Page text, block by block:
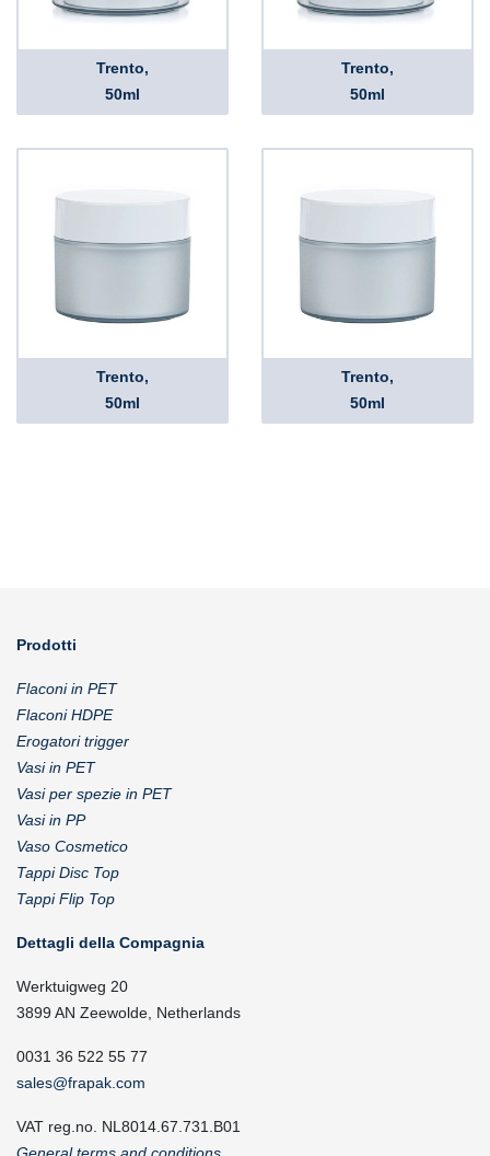
Trento,
50ml
Trento,
50ml
Trento,
50ml
Trento,
50ml
Prodotti
Flaconi in PET
Flaconi HDPE
Erogatori trigger
Vasi in PET
Vasi per spezie in PET
Vasi in PP
Vaso Cosmetico
Tappi Disc Top
Tappi Flip Top
Dettagli della Compagnia
Werktuigweg 20
3899 AN Zeewolde, Netherlands
0031 36 522 55 77
sales@frapak.com
VAT reg.no. NL8014.67.731.B01